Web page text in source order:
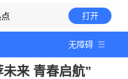
打开
无障碍
未来 青春启航”